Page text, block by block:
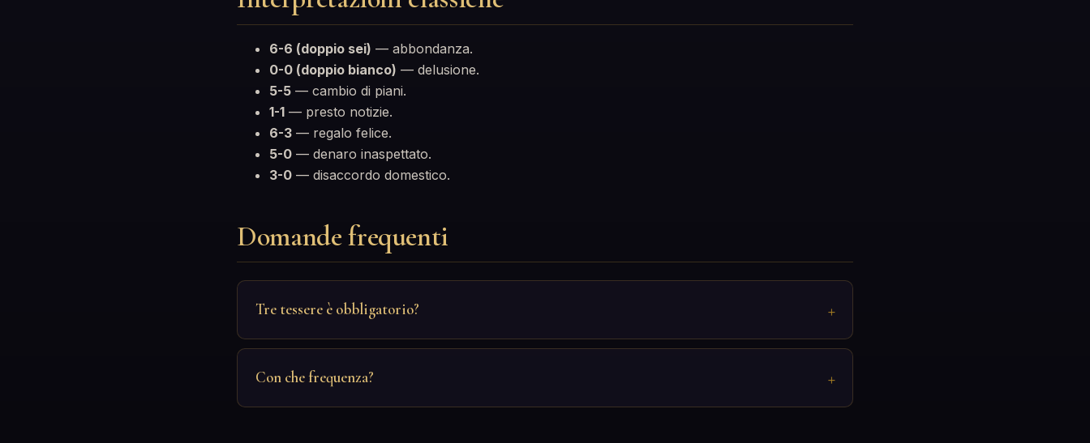
6-6 (doppio sei) — abbondanza.
0-0 (doppio bianco) — delusione.
5-5 — cambio di piani.
1-1 — presto notizie.
6-3 — regalo felice.
5-0 — denaro inaspettato.
3-0 — disaccordo domestico.
Domande frequenti
Tre tessere è obbligatorio?
Con che frequenza?